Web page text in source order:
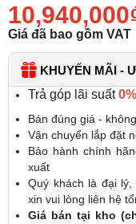
10,940,000
Giá đã bao gồm VAT
KHUYẾN MÃI -
Trả góp lãi suất0%
Bán đúng giá -
Vận chuyển lắp đặt
Bảo hành chính
xuất
Quý khách là đại
xin vui lòng liên hệ
Giá bán tại kho